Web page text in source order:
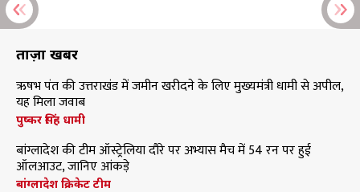
ताज़ा खबरें
ऋषभ पंत की उत्तराखंड में जमीन खरीदने के लिए मुख्यमंत्री धामी से अपील,
यह मिला जवाब
पुष्कर सिंह धामी
बांग्लादेश की टीम ऑस्ट्रेलिया दौरे पर अभ्यास मैच में 54 रन पर हुई
ऑलआउट, जानिए आंकड़े
बांग्लादेश क्रिकेट टीम